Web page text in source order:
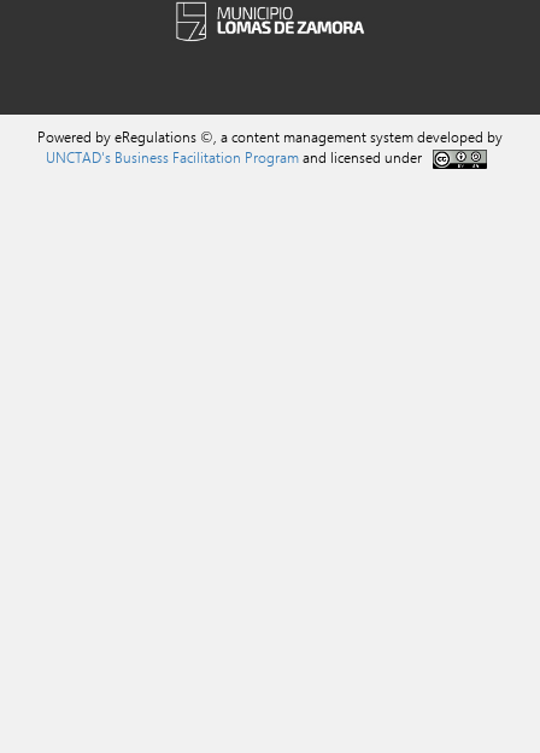
Powered by eRegulations ©, a content management system developed by
UNCTAD's Business Facilitation Programand licensed under